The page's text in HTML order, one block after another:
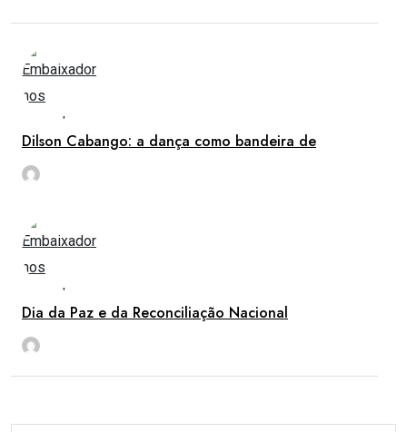
Dilson Cabango: a dança como bandeira de
Dia da Paz e da Reconciliação Nacional